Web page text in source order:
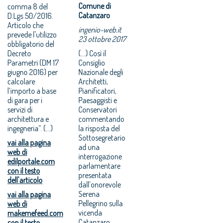
comma 8 del
D.Lgs 50/2016.
Articolo che
prevede l'utilizzo
obbligatorio del
Decreto
Parametri (DM 17
giugno 2016) per
calcolare
l’importo a base
di gara per i
servizi di
architettura e
ingegneria”. (...)
vai alla pagina
web di
edilportale.com
con il testo
dell'articolo
vai alla pagina
web di
makemefeed.com
Comune di
Catanzaro
ingenio-web.it
23 ottobre 2017
(...) Così il
Consiglio
Nazionale degli
Architetti,
Pianificatori,
Paesaggisti e
Conservatori
commentando
la risposta del
Sottosegretario
ad una
interrogazione
parlamentare
presentata
dall’onorevole
Serena
Pellegrino sulla
vicenda